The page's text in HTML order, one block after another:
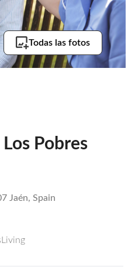
Todas las fotos
Pobres
Jaén, Spain